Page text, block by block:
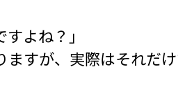
よね？」
すが、実際はそれだけ